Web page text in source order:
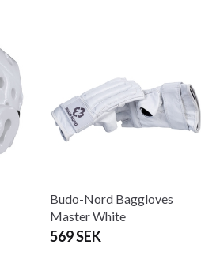
Budo-Nord Baggloves
Master White
569 SEK